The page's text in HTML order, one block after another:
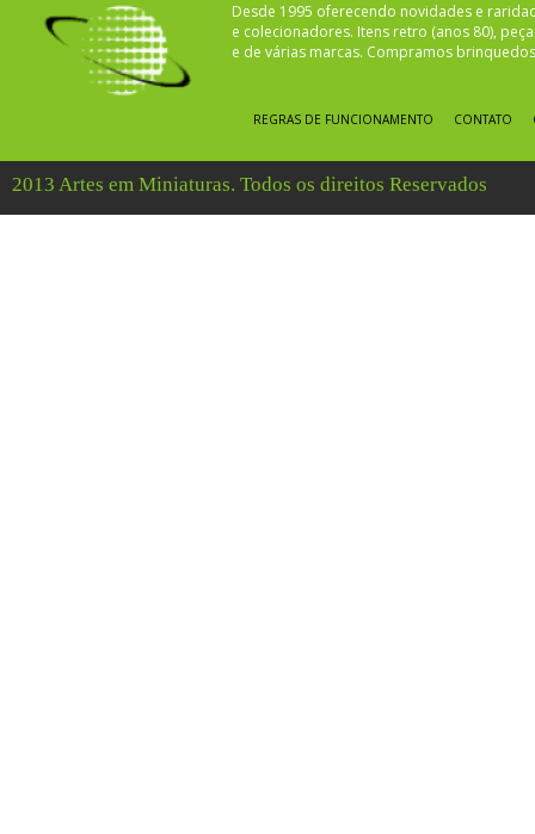
Desde 1995 oferecendo novidades e
e colecionadores. Itens retro (anos 80),
e de várias marcas. Compramos
REGRAS DE FUNCIONAMENTO CONTATO
2013 Artes em Miniaturas. Todos os direitos Reservados